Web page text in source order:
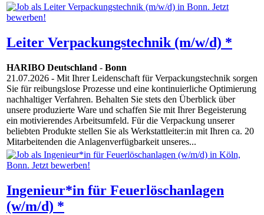
Leiter Verpackungstechnik (m/w/d) *
HARIBO Deutschland - Bonn
21.07.2026 - Mit Ihrer Leidenschaft für Verpackungstechnik sorgen
Sie für reibungslose Prozesse und eine kontinuierliche Optimierung
nachhaltiger Verfahren. Behalten Sie stets den Überblick über
unsere produzierte Ware und schaffen Sie mit Ihrer Begeisterung
ein motivierendes Arbeitsumfeld. Für die Verpackung unserer
beliebten Produkte stellen Sie als Werkstattleiter:in mit Ihren ca. 20
Mitarbeitenden die Anlagenverfügbarkeit unseres...
Ingenieur*in für Feuerlöschanlagen
(w/m/d) *